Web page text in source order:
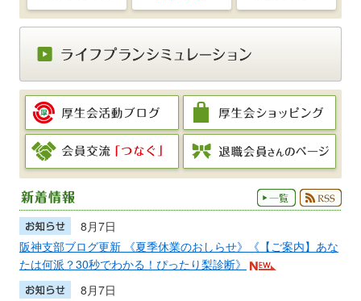
8月7日
阪神支部ブログ更新 《夏季休業のおしらせ》《【ご案内】あな
たは何派？30秒でわかる！ぴったり梨診断》
8月7日